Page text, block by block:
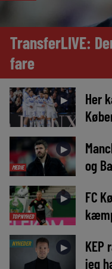
TransferLIVE:
fare
►
Her
MEDIE
►
og
TOPNYHED
►
FC
NYHEDER ►
KEP
jeg